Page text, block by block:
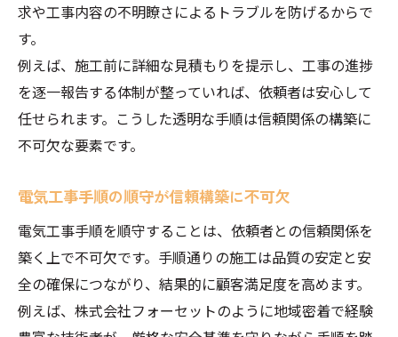
求や工事内容の不明瞭さによるトラブルを防げるからで
す。
例えば、施工前に詳細な見積もりを提示し、工事の進捗
を逐一報告する体制が整っていれば、依頼者は安心して
任せられます。こうした透明な手順は信頼関係の構築に
不可欠な要素です。
電気工事手順の順守が信頼構築に不可欠
電気工事手順を順守することは、依頼者との信頼関係を
築く上で不可欠です。手順通りの施工は品質の安定と安
全の確保につながり、結果的に顧客満足度を高めます。
例えば、株式会社フォーセットのように地域密着で経験